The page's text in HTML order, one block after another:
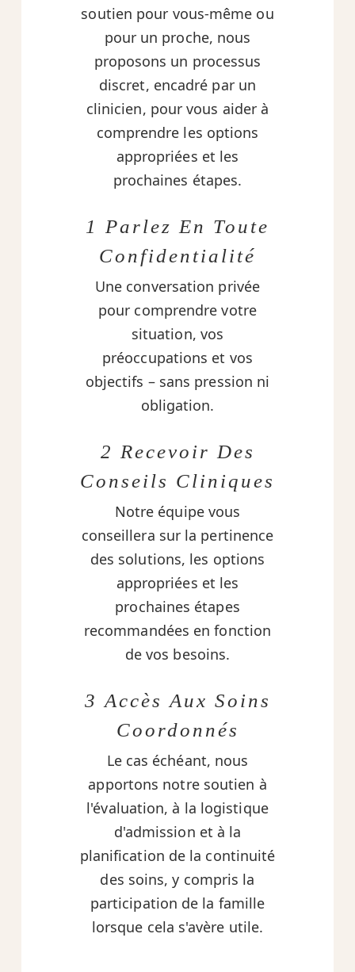
soutien pour vous-même ou
pour un proche, nous
proposons un processus
discret, encadré par un
clinicien, pour vous aider à
comprendre les options
appropriées et les
prochaines étapes.
1 Parlez En Toute
Confidentialité
Une conversation privée
pour comprendre votre
situation, vos
préoccupations et vos
objectifs – sans pression ni
obligation.
2 Recevoir Des
Conseils Cliniques
Notre équipe vous
conseillera sur la pertinence
des solutions, les options
appropriées et les
prochaines étapes
recommandées en fonction
de vos besoins.
3 Accès Aux Soins
Coordonnés
Le cas échéant, nous
apportons notre soutien à
l'évaluation, à la logistique
d'admission et à la
planification de la continuité
des soins, y compris la
participation de la famille
lorsque cela s'avère utile.